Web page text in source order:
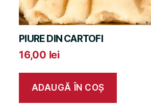
PIURE DIN CARTOFI
16,00 lei
ADAUGĂ ÎN COȘ